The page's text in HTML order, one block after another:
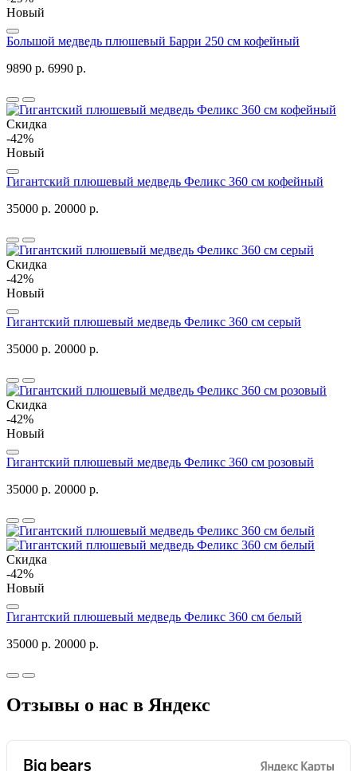
Новый
Большой медведь плюшевый Барри 250 см кофейный
9890 р. 6990 р.
Скидка
-42%
Новый
Гигантский плюшевый медведь Феликс 360 см кофейный
35000 р. 20000 р.
Скидка
-42%
Новый
Гигантский плюшевый медведь Феликс 360 см серый
35000 р. 20000 р.
Скидка
-42%
Новый
Гигантский плюшевый медведь Феликс 360 см розовый
35000 р. 20000 р.
Скидка
-42%
Новый
Гигантский плюшевый медведь Феликс 360 см белый
35000 р. 20000 р.
Отзывы о нас в Яндекс